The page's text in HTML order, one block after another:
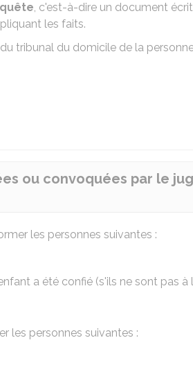
, c'est-à-dire un document écrit
les faits.
tribunal du domicile de la
ou convoquées par le
les personnes suivantes :
a été confié (s'ils ne sont pas à
les personnes suivantes :